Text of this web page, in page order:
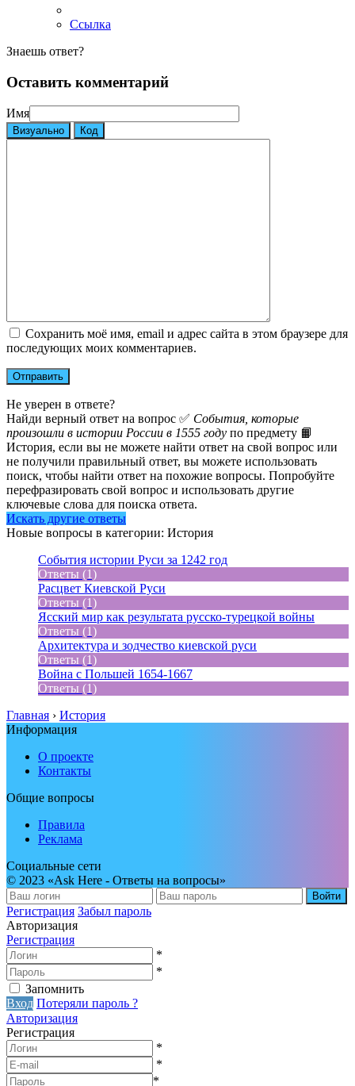
Ссылка
Знаешь ответ?
Оставить комментарий
Имя
Визуально Код
Сохранить моё имя, email и адрес сайта в этом браузере для
последующих моих комментариев.
Не уверен в ответе?
Найди верный ответ на вопрос ✅ События, которые
произошли в истории России в 1555 году по предмету 📙
История, если вы не можете найти ответ на свой вопрос или
не получили правильный ответ, вы можете использовать
поиск, чтобы найти ответ на похожие вопросы. Попробуйте
перефразировать свой вопрос и использовать другие
ключевые слова для поиска ответа.
Искать другие ответы
Новые вопросы в категории: История
События истории Руси за 1242 год
Ответы (1)
Расцвет Киевской Руси
Ответы (1)
Ясский мир как результата русско-турецкой войны
Ответы (1)
Архитектура и зодчество киевской руси
Ответы (1)
Война с Польшей 1654-1667
Ответы (1)
Главная › История
Информация
О проекте
Контакты
Общие вопросы
Правила
Реклама
Социальные сети
© 2023 «Ask Here - Ответы на вопросы»
Войти
Регистрация Забыл пароль
Авторизация
Регистрация
*
*
Запомнить
Вход Потеряли пароль ?
Авторизация
Регистрация
*
*
*